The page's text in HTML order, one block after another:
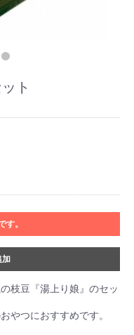
ト
す。
加
枝豆『湯上り娘』のセッ
やつにおすすめです。